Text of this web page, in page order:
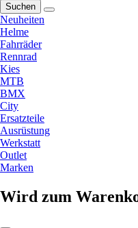
Suchen
Neuheiten
Helme
Fahrräder
Rennrad
Kies
MTB
BMX
City
Ersatzteile
Ausrüstung
Werkstatt
Outlet
Marken
Wird zum